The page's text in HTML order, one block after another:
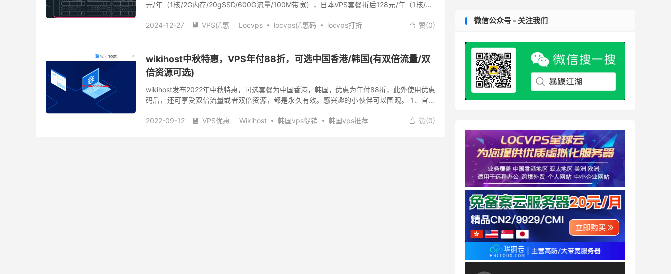
元/年（1核/2G内存/20gSSD/600G流量/100M带宽），日本VPS套餐折后128元/年（1核/4G
 赞(0)
2024-12-27  VPS优惠 Locvps locvps优惠码
locvps打折
wikihost中秋特惠，VPS年付88折，可选中国香港/韩国(有双倍流量/双
倍资源可选)
wikihost发布2022年中秋特惠，可选套餐为中国香港，韩国，优惠为年付88折，此外使用优惠
码后，还可享受双倍流量或者双倍资源，都是永久有效。感兴趣的小伙伴可以围观。 1、官网
 赞(0)
2022-09-12  VPS优惠 Wikihost 韩国vps促销
韩国vps推荐
微信公众号 - 关注我们